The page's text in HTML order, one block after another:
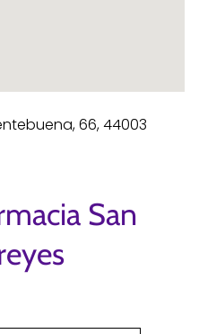
66, 44003
San